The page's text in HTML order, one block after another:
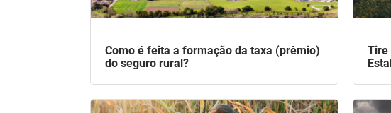
Como é feita a formação da taxa (prêmio)
do seguro rural?
Tire